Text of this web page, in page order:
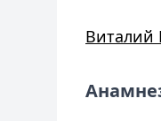
Виталий